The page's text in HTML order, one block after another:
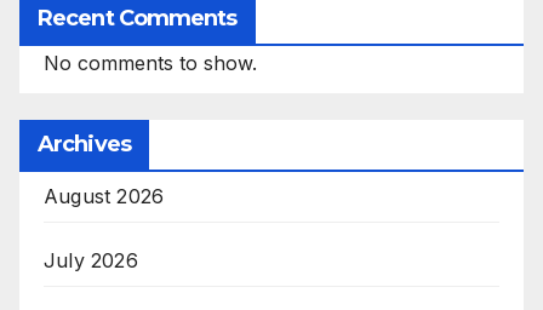
Recent Comments
No comments to show.
Archives
August 2026
July 2026